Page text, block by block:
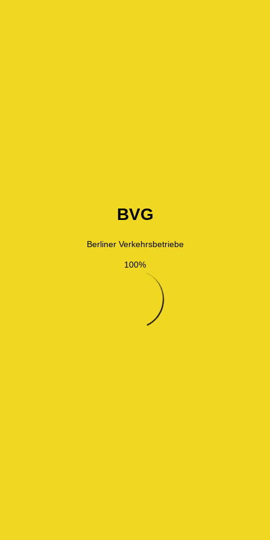
BVG
Berliner Verkehrsbetriebe
100%